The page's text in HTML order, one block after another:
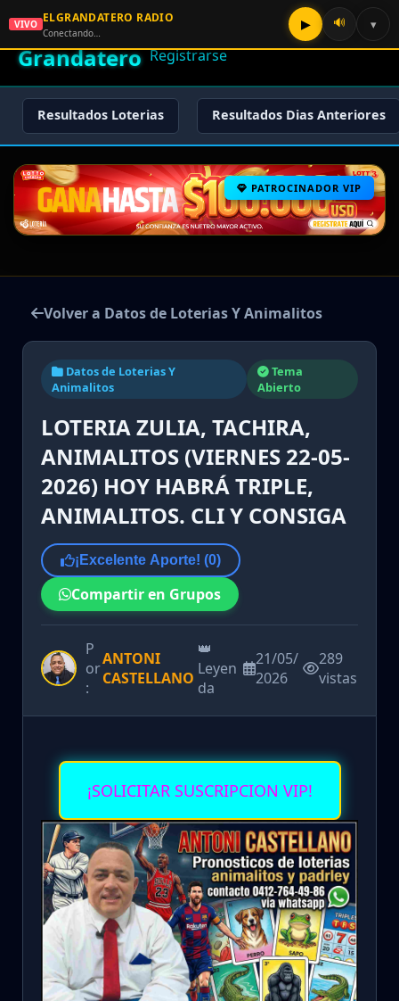
🌟 El
Grandatero
🔑 Iniciar Sesión
📝
Registrarse
Resultados Loterias Resultados Dias Anteriores
PATROCINADOR VIP
Volver a Datos de Loterias Y Animalitos
Datos de Loterias Y
Animalitos
Tema
Abierto
LOTERIA ZULIA, TACHIRA,
ANIMALITOS (VIERNES 22-05-
2026) HOY HABRÁ TRIPLE,
ANIMALITOS. CLI Y CONSIGA
¡Excelente Aporte! (0)
Compartir en Grupos
P
or
:
ANTONI
CASTELLANO
👑
Leyen
da
21/05/
2026
289
vistas
¡SOLICITAR SUSCRIPCION VIP!
VIVO ELGRANDATERO RADIO
Conectando…
▶ 🔊 ▾